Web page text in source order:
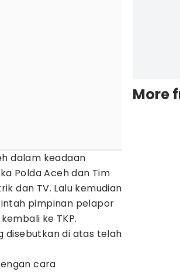
dalam keadaan
Polda Aceh dan Tim
dan TV. Lalu kemudian
pimpinan pelapor
ke TKP.
di atas telah
cara
More